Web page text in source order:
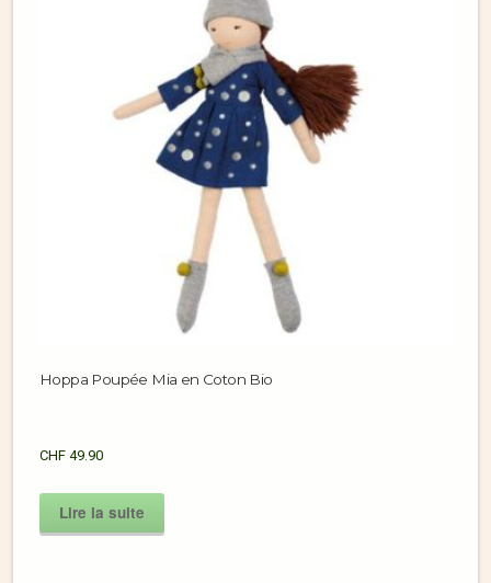
Hoppa Poupée Mia en Coton Bio
CHF 49.90
Lire la suite